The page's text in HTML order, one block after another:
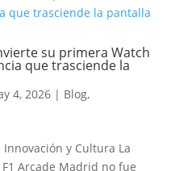
su primera Watch
que trasciende la
4, 2026| Blog,
y Cultura La
Arcade Madrid no fue